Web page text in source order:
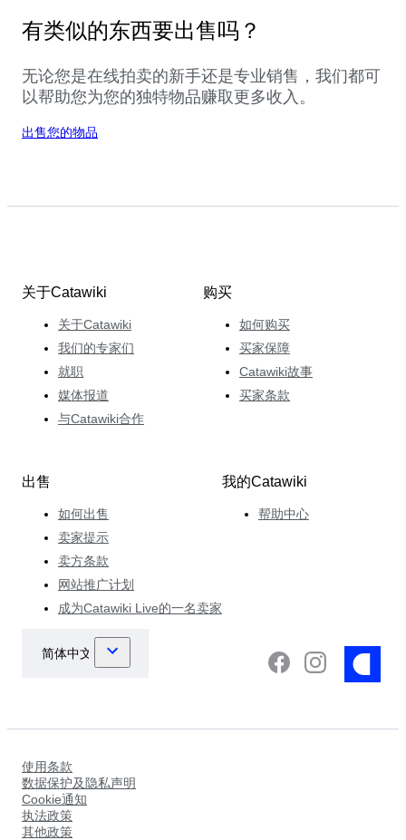
有类似的东西要出售吗？
无论您是在线拍卖的新手还是专业销售，我们都可
以帮助您为您的独特物品赚取更多收入。
出售您的物品
关于Catawiki
关于Catawiki
我们的专家们
就职
媒体报道
与Catawiki合作
购买
如何购买
买家保障
Catawiki故事
买家条款
出售
如何出售
卖家提示
卖方条款
网站推广计划
成为Catawiki Live的一名卖家
我的Catawiki
帮助中心
使用条款
数据保护及隐私声明
Cookie通知
执法政策
其他政策